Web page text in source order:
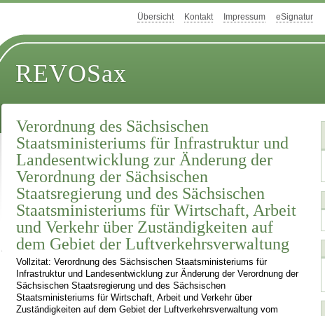
Übersicht Kontakt Impressum eSignatur
REVOSax
Verordnung des Sächsischen
Staatsministeriums für Infrastruktur und
Landesentwicklung zur Änderung der
Verordnung der Sächsischen
Staatsregierung und des Sächsischen
Staatsministeriums für Wirtschaft, Arbeit
und Verkehr über Zuständigkeiten auf
dem Gebiet der Luftverkehrsverwaltung
Vollzitat: Verordnung des Sächsischen Staatsministeriums für
Infrastruktur und Landesentwicklung zur Änderung der Verordnung der
Sächsischen Staatsregierung und des Sächsischen
Staatsministeriums für Wirtschaft, Arbeit und Verkehr über
Zuständigkeiten auf dem Gebiet der Luftverkehrsverwaltung vom